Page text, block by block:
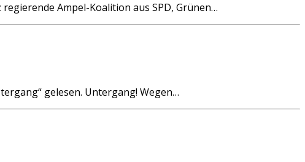
Ampel-Koalition aus SPD, Grünen…
gelesen. Untergang! Wegen…